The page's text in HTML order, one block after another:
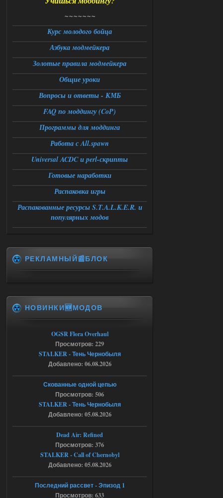
DEDULYA-1967
Доступно только для пользователей
Ответить ➤
06.08.2026
Universal Teleport v2.0
Stalker-Mods-Clan-su
Доступно только для пользователей
Ответить ➤
06.08.2026
Universal Teleport v2.0
DEDULYA-1967
Поставил на чистый сталкер
10006, сразу
вылет [error]Arguments :
Спавнер + Правки + Античит - Dead
City Final
Доступно только для пользователей
Ответить ➤
Спавнер + Правки + Античит - Dead
City Final
Что то не работает спавнер,
все устанавливал по
мануалу......
Ответить ➤
06.08.2026
Игра для сталкера 21-очко
ruslanpyrusov
как изменить макс сумму
ставки в файлах чтобы
ставить больше 1 к
~~~~~~~
Курс молодого бойца
Азбука модмейкера
Золотые правила модмейкера
Общие уроки
Вопросы и ответы - КМБ
FAQ по моддингу (CoP)
Программы для моддинга
Работа с All.spawn
Universal ACDC и perl-скрипты
Готовые наработки
Распаковка игры
Распакованные ресурсы S.T.A.L.K.E.R. и
популярных модов
РЕКЛАМНЫЙ📰БЛОК
НОВИНКИ🆕МОДОВ
OGSR Flora Overhaul
Просмотров: 229
STALKER - Тень Чернобыля
Добавлено: 06.08.2026
Скованные одной цепью
Просмотров: 506
STALKER - Тень Чернобыля
Добавлено: 05.08.2026
Dead Air: Refined
Просмотров: 376
STALKER - Call of Chernobyl
Добавлено: 05.08.2026
Последний рассвет - Эпизод 1
Просмотров: 633